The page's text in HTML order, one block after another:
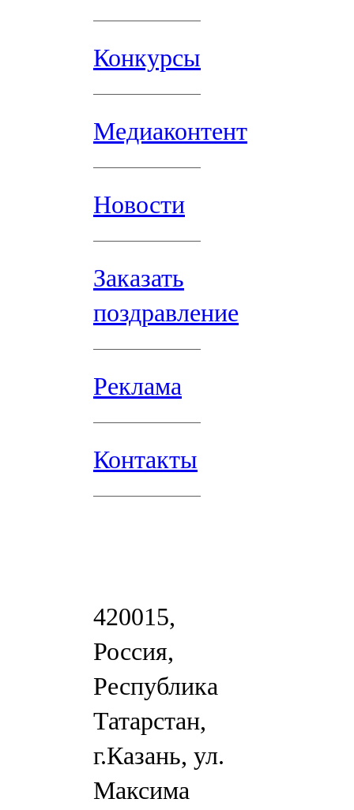
Конкурсы
Медиаконтент
Новости
Заказать
поздравление
Реклама
Контакты
420015,
Россия,
Республика
Татарстан,
г.Казань, ул.
Максима